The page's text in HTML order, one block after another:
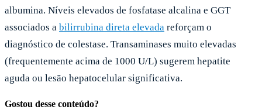
albumina. Níveis elevados de fosfatase alcalina e GGT
associados a bilirrubina direta elevada reforçam o
diagnóstico de colestase. Transaminases muito elevadas
(frequentemente acima de 1000 U/L) sugerem hepatite
aguda ou lesão hepatocelular significativa.
Gostou desse conteúdo?